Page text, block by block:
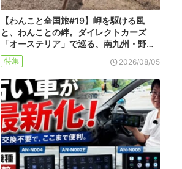
【わんこと全国旅#19】岬を駆ける風
と、わんことの絆。ダイレクトカーズ
「オーステリア」で巡る、南九州・野…
特集 2026/08/05